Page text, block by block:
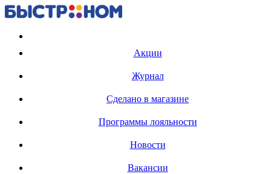
Акции
Журнал
Сделано в магазине
Программы лояльности
Новости
Вакансии